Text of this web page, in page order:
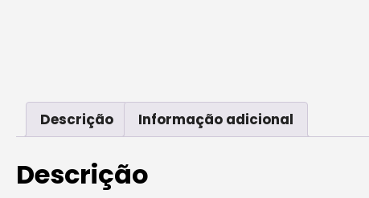
Descrição Informação adicional
Descrição